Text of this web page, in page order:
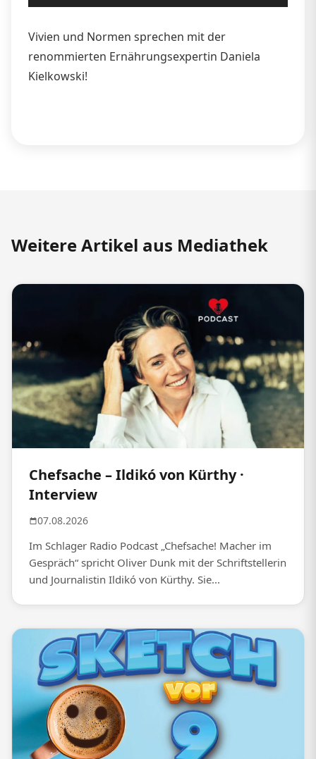
Player
Vivien und Normen sprechen mit der
renommierten Ernährungsexpertin Daniela
Kielkowski!
Weitere Artikel aus Mediathek
Chefsache – Ildikó von Kürthy ·
Interview
07.08.2026
Im Schlager Radio Podcast „Chefsache! Macher im
Gespräch“ spricht Oliver Dunk mit der Schriftstellerin
und Journalistin Ildikó von Kürthy. Sie...